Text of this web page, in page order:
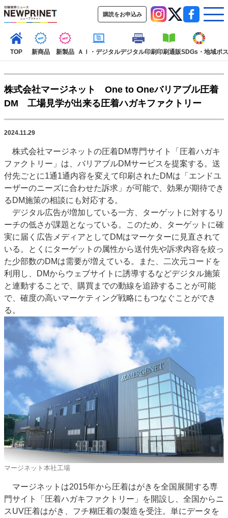
購読をお申込み
TOP 新商品 新製品 ＡＩ・デジタルデジタル印刷印刷通販SDGs・地域ポ
インデックス
新商品 新製品 ＡＩ・デジタル デジタル印刷
印刷通販
SDGs・地域
ポストプレス ビジネス イベント 信用情報
業界
市場・統計
人事・移転・異動・訃報
特集記事カテゴリー一覧
2022 見える化・MIS特集
特集・デジタル印刷 アイデアで勝負！ ～多様なビジネス・多彩な商材～
JAPAN PACK 2023 特集
中古印刷機・製本機特集
2022 検査・校正特集
特集・デジタル印刷 ～ 新成長軌道を描く
案内
発刊案内
JFPI印刷用語集 印刷機材年鑑
運営
会社案内
購読・購入申し込み
サイトポリシー
お問い合わせ
株式会社マージネット One to Oneバリアブル圧着
DM 工場見学が出来る圧着ハガキファクトリー
2024.11.29
株式会社マージネットの圧着DM専門サイト「圧着ハガキ
ファクトリー」は、バリアブルDMサービスを提案する。送
付先ごとに1通1通内容を変えて印刷されたDMは「エンドユ
ーザーのニーズに合わせた訴求」が可能で、効果が期待でき
るDM施策の相談にも対応する。
デジタル広告が増加している一方、ターゲットに対するリ
ーチの低さが課題となっている。このため、ターゲットに確
実に届く広告メディアとしてDMはマーケターに見直されて
いる。とくにターゲットの属性から送付先や訴求内容を絞っ
た少部数のDMは需要が増えている。また、二次元コードを
利用し、DMからウェブサイトに誘導するなどデジタル施策
と連動することで、購買までの動線を追跡することが可能
で、確度の高いマーケティング戦略にもつなぐことができ
る。
マージネット本社工場
マージネットは2015年から圧着はがきを全国展開する専
門サイト「圧着ハガキファクトリー」を開設し、全国からニ
スUV圧着はがき、フチ糊圧着の製造を受注。単にデータを